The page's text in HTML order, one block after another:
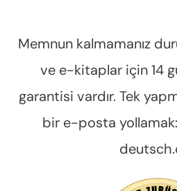
Memnun kalmamanız
ve e-kitaplar için 14
garantisi vardır. Tek
bir e-posta yollamak: